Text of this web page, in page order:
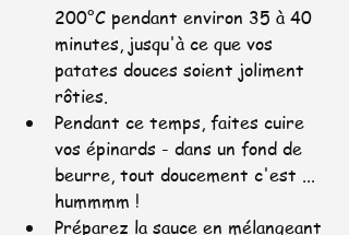
200°C pendant environ 35 à 40
minutes, jusqu'à ce que vos
patates douces soient joliment
rôties.
Pendant ce temps, faites cuire
vos épinards - dans un fond de
beurre, tout doucement c'est ...
hummmm !
Préparez la sauce en mélangeant